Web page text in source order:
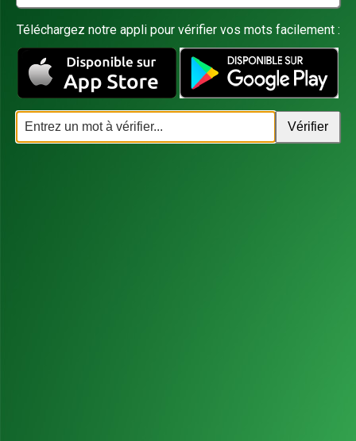
Téléchargez notre appli pour vérifier vos mots facilement :